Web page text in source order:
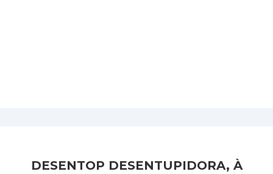
DESENTOP DESENTUPIDORA, À